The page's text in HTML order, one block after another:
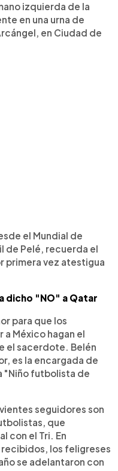
izquierda de la
en una urna de
en Ciudad de
el Mundial de
de Pelé, recuerda el
primera vez atestigua
dicho "NO" a Qatar
para que los
a México hagan el
el sacerdote. Belén
es la encargada de
"Niño futbolista de
seguidores son
que
con el Tri. En
los feligreses
se adelantaron con